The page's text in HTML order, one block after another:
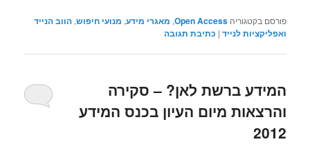
פורסם בקטגוריה Open Access
, מאגרי מידע, מנועי חיפוש,הווב הנייד
ואפליקציות לנייד | כתיבת תגובה
המידע ברשת לאן? – סקירה
והרצאות מיום העיון בכנס המידע
2012